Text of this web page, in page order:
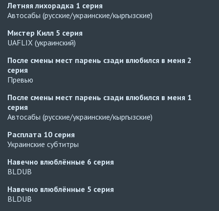
Летняя лихорадка 1 серия
Автосабы (русские/украинские/кыргызские)
Мистер Килл 5 серия
UAFLIX (украинский)
После смены мест парень сзади влюбился в меня 2
серия
Превью
После смены мест парень сзади влюбился в меня 1
серия
Автосабы (русские/украинские/кыргызские)
Расплата 10 серия
Украинские субтитры
Навечно влюблённые 6 серия
BLDUB
Навечно влюблённые 5 серия
BLDUB